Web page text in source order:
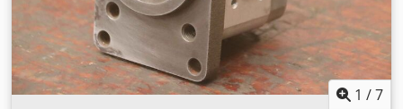
1 /7